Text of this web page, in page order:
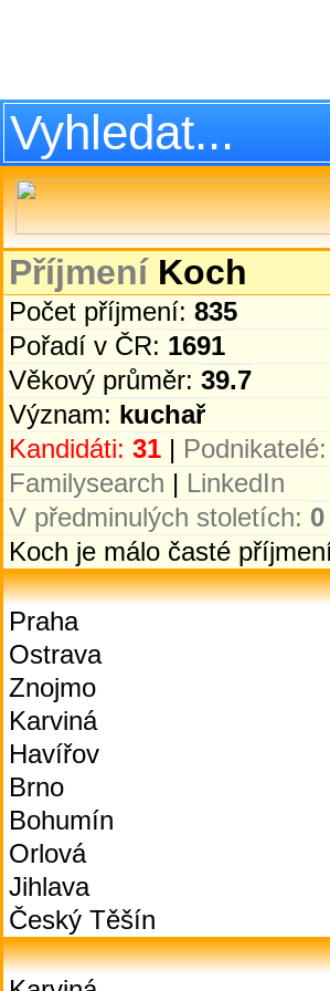
PříjmeníKoch
Počet příjmení: 835
Pořadí v ČR: 1691
Věkový průměr: 39.7
Význam: kuchař
Kandidáti: 31 | Podnikatelé:
Familysearch | LinkedIn
V předminulých stoletích: 0
Koch je málo časté
Praha
Ostrava
Znojmo
Karviná
Havířov
Brno
Bohumín
Orlová
Jihlava
Český Těšín